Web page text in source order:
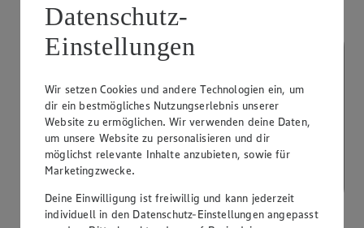
Datenschutz-
Einstellungen
Wir setzen Cookies und andere Technologien ein, um
dir ein bestmögliches Nutzungserlebnis unserer
Website zu ermöglichen. Wir verwenden deine Daten,
um unsere Website zu personalisieren und dir
möglichst relevante Inhalte anzubieten, sowie für
Marketingzwecke.
Deine Einwilligung ist freiwillig und kann jederzeit
individuell in den Datenschutz-Einstellungen angepasst